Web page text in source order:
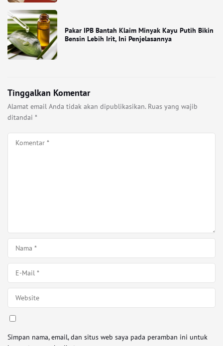
Pakar IPB Bantah Klaim Minyak Kayu Putih Bikin
Bensin Lebih Irit, Ini Penjelasannya
Tinggalkan Komentar
Alamat email Anda tidak akan dipublikasikan. Ruas yang wajib
ditandai *
Simpan nama, email, dan situs web saya pada peramban ini untuk